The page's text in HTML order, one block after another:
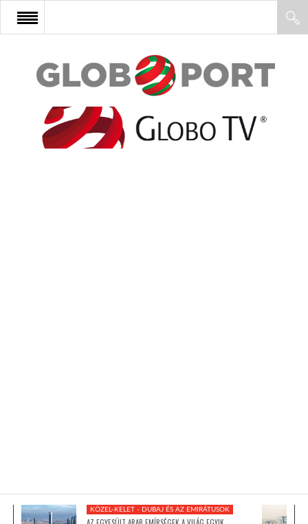
FŐOLDAL
AFRIKA
KÖZEL-KELET - DUBAJ ÉS AZ EMIRÁTUSOK